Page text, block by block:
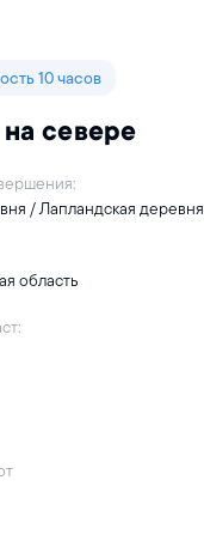
10 часов
севере
/ Лапландская деревня
область